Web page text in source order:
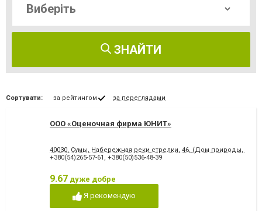
ЗНАЙТИ
Сортувати: за рейтингом за переглядами
ООО «Оценочная фирма ЮНИТ»
40030, Сумы, Набережная реки стрелки, 46, (Дом природы, 4
+380(54)265-57-61 , +380(50)536-48-39
9.67 дуже добре
Я рекомендую